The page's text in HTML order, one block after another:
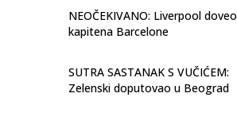
NEOČEKIVANO: Liverpool doveo
kapitena Barcelone
SUTRA SASTANAK S VUČIĆEM:
Zelenski doputovao u Beograd